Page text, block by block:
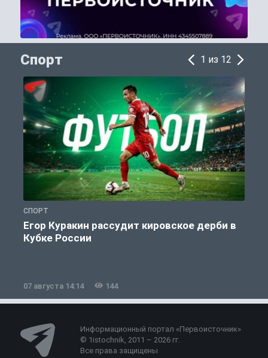
Спорт 1 из 12
СПОРТ
Егор Куракин рассудит кировское дерби в
Кубке России
07 августа 14:14 144
Информационный портал «Первоисточник»
© 1istochnik, 2011 – 2026 гг.
Все права защищены